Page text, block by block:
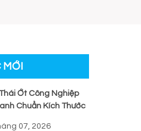
MỚI
Ớt Công Nghiệp
Chuẩn Kích Thước
07, 2026